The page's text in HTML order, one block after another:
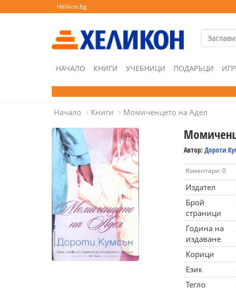
Helikon.bg
НАЧАЛО КНИГИ УЧЕБНИЦИ ПОДАРЪЦИ
Начало Книги Момиченцето на Адел
Автор: Дороти
Коментари: 0
Издател
Брой
страници
Година на
издаване
Корици
Език
Тегло